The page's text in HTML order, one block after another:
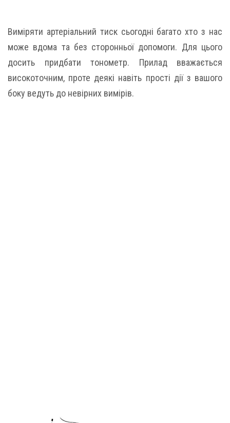
Виміряти артеріальний тиск сьогодні багато хто з нас
може вдома та без сторонньої допомоги. Для цього
досить придбати тонометр. Прилад вважається
високоточним, проте деякі навіть прості дії з вашого
боку ведуть до невірних вимірів.